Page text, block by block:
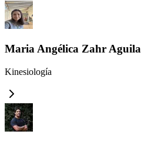
Maria Angélica Zahr Aguila
Kinesiología